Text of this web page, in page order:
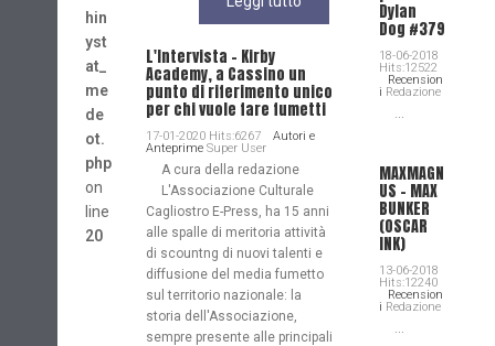
L'Intervista - Kirby
Academy, a Cassino un
punto di riferimento unico
per chi vuole fare fumetti
17-01-2020 Hits:6267
Autori e
AnteprimeSuper User
A cura della redazione
L'Associazione Culturale
Cagliostro E-Press, ha 15 anni
alle spalle di meritoria attività
di scountng di nuovi talenti e
diffusione del media fumetto
sul territorio nazionale: la
storia dell'Associazione,
sempre presente alle principali
Dylan
Dog #379
18-06-2018
Hits:12522
Recension
i Redazione
...
MAXMAGN
US – MAX
BUNKER
(OSCAR
INK)
13-06-2018
Hits:12240
Recension
i Redazione
...
hin
yst
at_
me
de
ot.
php
on
line
20